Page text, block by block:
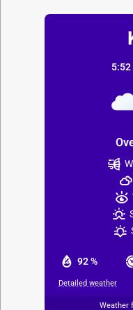
5:52
92 %
Detailed weather
Weather